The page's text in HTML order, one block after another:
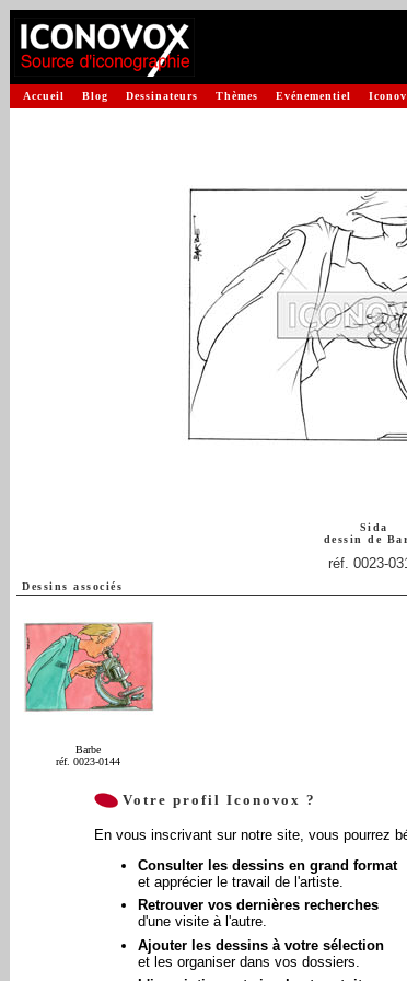
Accueil Blog Dessinateurs Thèmes Evénementiel
Sida
dessin de
réf. 0023-
Dessins associés
Barbe
réf. 0023-0144
Votre profil Iconovox ?
En vous inscrivant sur notre site, vous pourrez
Consulter les dessins en grand format
et apprécier le travail de l'artiste.
Retrouver vos dernières recherches
d'une visite à l'autre.
Ajouter les dessins à votre sélection
et les organiser dans vos dossiers.